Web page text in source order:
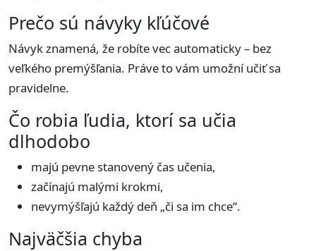
Prečo sú návyky kľúčové
Návyk znamená, že robíte vec automaticky – bez
veľkého premýšľania. Práve to vám umožní učiť sa
pravidelne.
Čo robia ľudia, ktorí sa učia
dlhodobo
majú pevne stanovený čas učenia,
začínajú malými krokmi,
nevymýšľajú každý deň „či sa im chce“.
Najväčšia chyba